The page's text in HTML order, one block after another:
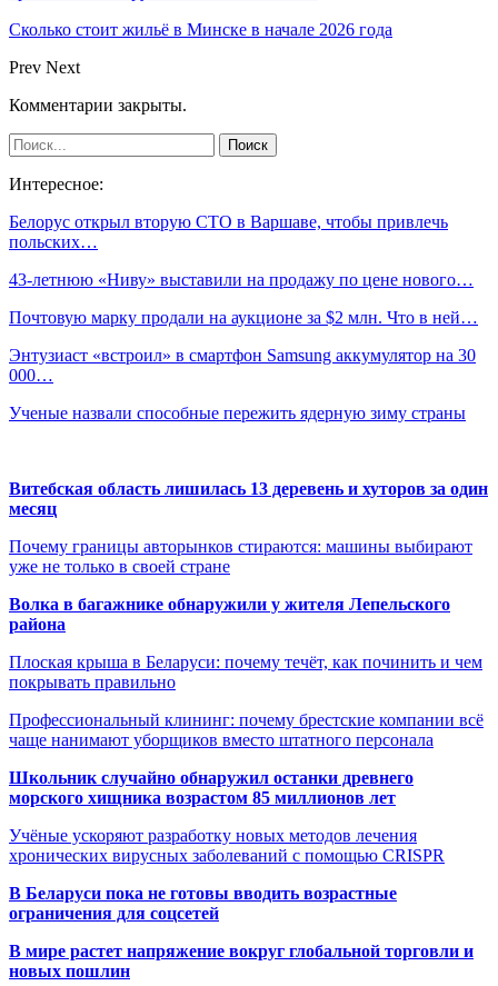
Сколько стоит жильё в Минске в начале 2026 года
Prev Next
Комментарии закрыты.
Интересное:
Белорус открыл вторую СТО в Варшаве, чтобы привлечь
польских…
43-летнюю «Ниву» выставили на продажу по цене нового…
Почтовую марку продали на аукционе за $2 млн. Что в ней…
Энтузиаст «встроил» в смартфон Samsung аккумулятор на 30
000…
Ученые назвали способные пережить ядерную зиму страны
Витебская область лишилась 13 деревень и хуторов за один
месяц
Почему границы авторынков стираются: машины выбирают
уже не только в своей стране
Волка в багажнике обнаружили у жителя Лепельского
района
Плоская крыша в Беларуси: почему течёт, как починить и чем
покрывать правильно
Профессиональный клининг: почему брестские компании всё
чаще нанимают уборщиков вместо штатного персонала
Школьник случайно обнаружил останки древнего
морского хищника возрастом 85 миллионов лет
Учёные ускоряют разработку новых методов лечения
хронических вирусных заболеваний с помощью CRISPR
В Беларуси пока не готовы вводить возрастные
ограничения для соцсетей
В мире растет напряжение вокруг глобальной торговли и
новых пошлин